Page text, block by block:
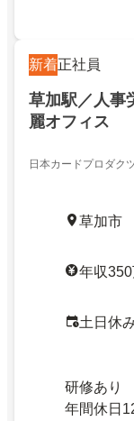
新着正社員
草加駅／人事
麗オフィス
日本カードプロダク
草加市
年収
土日休
研修あり
年間休日